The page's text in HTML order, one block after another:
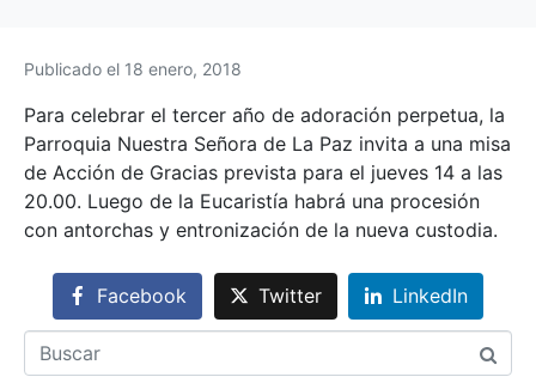
Publicado el 18 enero, 2018
Para celebrar el tercer año de adoración perpetua, la
Parroquia Nuestra Señora de La Paz invita a una misa
de Acción de Gracias prevista para el jueves 14 a las
20.00. Luego de la Eucaristía habrá una procesión
con antorchas y entronización de la nueva custodia.
Facebook Twitter LinkedIn